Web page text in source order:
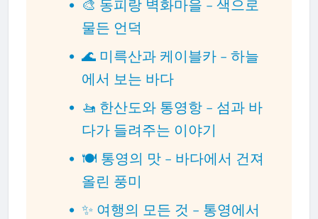
🎨 동피랑 벽화마을 – 색으로
물든 언덕
🌊 미륵산과 케이블카 – 하늘
에서 보는 바다
🚤 한산도와 통영항 – 섬과 바
다가 들려주는 이야기
🍽 통영의 맛 – 바다에서 건져
올린 풍미
✨ 여행의 모든 것 – 통영에서